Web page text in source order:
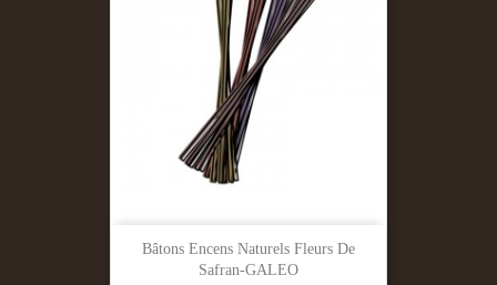
Bâtons Encens Naturels Fleurs De
Safran-GALEO